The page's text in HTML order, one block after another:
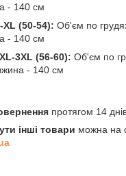
- 140 см
XL (50-54): Об'єм по
- 140 см
3XL (56-60): Об'єм по
- 140 см
протягом 14
інші товари можна на